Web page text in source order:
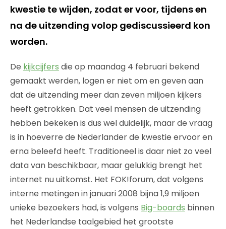
kwestie te wijden, zodat er voor, tijdens en
na de uitzending volop gediscussieerd kon
worden.
De kijkcijfers die op maandag 4 februari bekend
gemaakt werden, logen er niet om en geven aan
dat de uitzending meer dan zeven miljoen kijkers
heeft getrokken. Dat veel mensen de uitzending
hebben bekeken is dus wel duidelijk, maar de vraag
is in hoeverre de Nederlander de kwestie ervoor en
erna beleefd heeft. Traditioneel is daar niet zo veel
data van beschikbaar, maar gelukkig brengt het
internet nu uitkomst. Het FOK!forum, dat volgens
interne metingen in januari 2008 bijna 1,9 miljoen
unieke bezoekers had, is volgens Big-boards binnen
het Nederlandse taalgebied het grootste